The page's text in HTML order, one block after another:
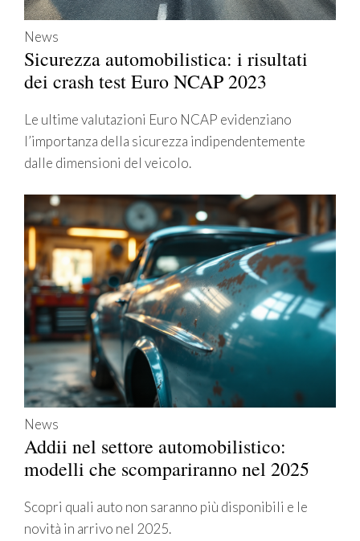
News
Sicurezza automobilistica: i risultati
dei crash test Euro NCAP 2023
Le ultime valutazioni Euro NCAP evidenziano
l’importanza della sicurezza indipendentemente
dalle dimensioni del veicolo.
News
Addii nel settore automobilistico:
modelli che scompariranno nel 2025
Scopri quali auto non saranno più disponibili e le
novità in arrivo nel 2025.